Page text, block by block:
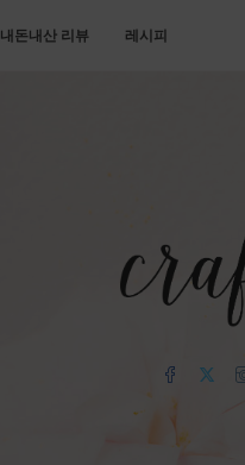
내돈내산 리뷰 레시피